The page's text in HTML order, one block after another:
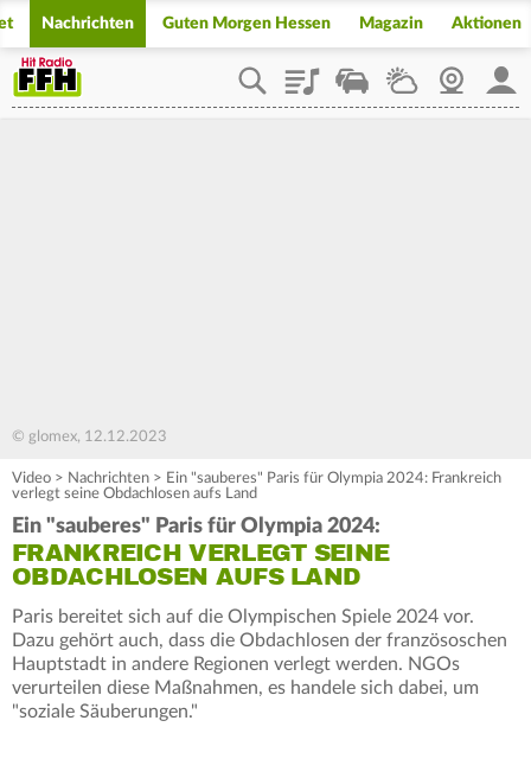
Nachrichten Guten Morgen Hessen Magazin Aktionen
PlaylistStaupilotWetterWebcam
© glomex, 12.12.2023
Video > Nachrichten > Ein "sauberes" Paris für Olympia 2024: Frankreich
verlegt seine Obdachlosen aufs Land
Ein "sauberes" Paris für Olympia 2024:
FRANKREICH VERLEGT SEINE
OBDACHLOSEN AUFS LAND
Paris bereitet sich auf die Olympischen Spiele 2024 vor.
Dazu gehört auch, dass die Obdachlosen der französoschen
Hauptstadt in andere Regionen verlegt werden. NGOs
verurteilen diese Maßnahmen, es handele sich dabei, um
"soziale Säuberungen."